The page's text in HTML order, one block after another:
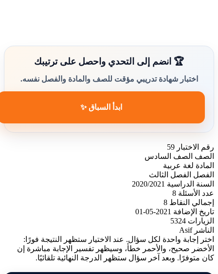
🏆 انضم إلى التحدي واحصل على ترتيبك
اختبار شهادة تدريبي مؤقت للصف والمادة والفصل نفسه.
ابدأ السباق ✨
رقم الاختبار 59
الصف
الصف السادس
المادة لغة عربية
الفصل
الفصل الثالث
السنة الدراسية
2020/2021
عدد الأسئلة 8
إجمالي النقاط 8
تاريخ الإضافة
2021-05-01
الزيارات 5324
الناشر Asif
اختر إجابة واحدة لكل سؤال. عند الاختيار ستظهر النتيجة فورًا:
الأخضر صحيح، والأحمر خطأ، وسيظهر تفسير الإجابة مباشرة إن
كان متوفرًا. وبعد آخر سؤال ستظهر الدرجة النهائية تلقائيًا.